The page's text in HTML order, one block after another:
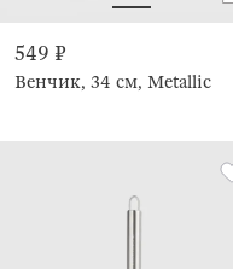
549 ₽
Венчик, 34 см, Metallic